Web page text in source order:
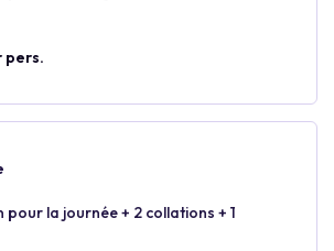
pers.
pour la journée + 2 collations + 1